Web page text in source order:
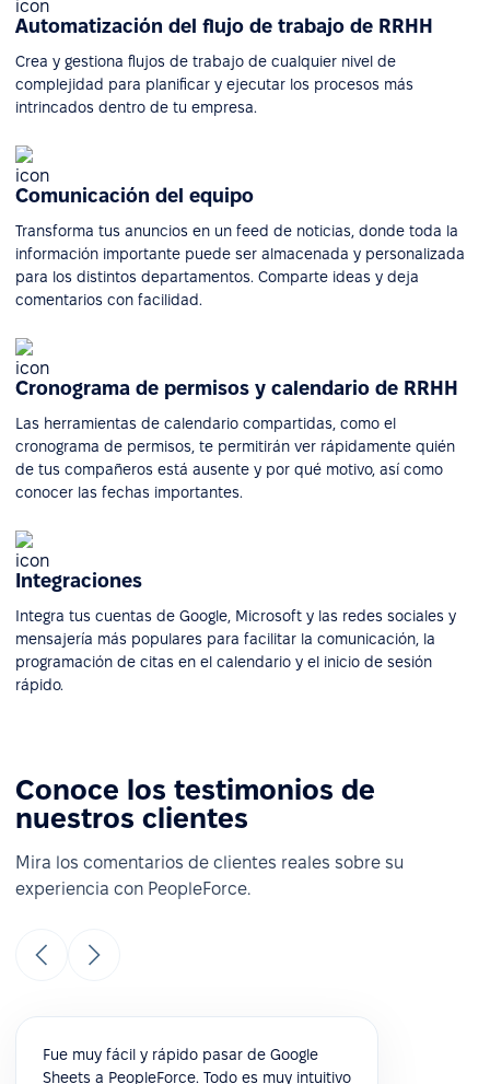
Automatización del flujo de trabajo de RRHH
Crea y gestiona flujos de trabajo de cualquier nivel de
complejidad para planificar y ejecutar los procesos más
intrincados dentro de tu empresa.
Comunicación del equipo
Transforma tus anuncios en un feed de noticias, donde toda la
información importante puede ser almacenada y personalizada
para los distintos departamentos. Comparte ideas y deja
comentarios con facilidad.
Cronograma de permisos y calendario de RRHH
Las herramientas de calendario compartidas, como el
cronograma de permisos, te permitirán ver rápidamente quién
de tus compañeros está ausente y por qué motivo, así como
conocer las fechas importantes.
Integraciones
Integra tus cuentas de Google, Microsoft y las redes sociales y
mensajería más populares para facilitar la comunicación, la
programación de citas en el calendario y el inicio de sesión
rápido.
Conoce los testimonios de
nuestros clientes
Mira los comentarios de clientes reales sobre su
experiencia con PeopleForce.
Fue muy fácil y rápido pasar de Google
Sheets a PeopleForce. Todo es muy intuitivo